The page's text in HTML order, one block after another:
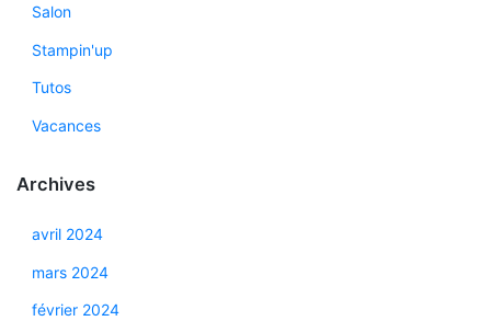
Salon
Stampin'up
Tutos
Vacances
Archives
avril 2024
mars 2024
février 2024